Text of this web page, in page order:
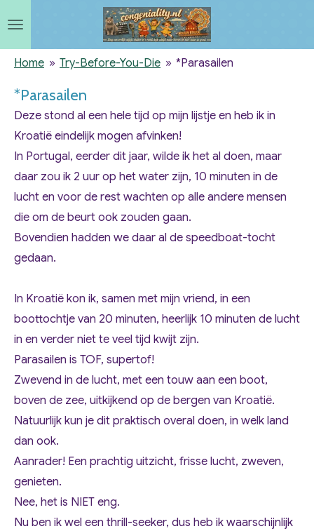
naar
hoofdinhoud
Home » Try-Before-You-Die » *Parasailen
*Parasailen
Deze stond al een hele tijd op mijn lijstje en heb ik in
Kroatië eindelijk mogen afvinken!
In Portugal, eerder dit jaar, wilde ik het al doen, maar
daar zou ik 2 uur op het water zijn, 10 minuten in de
lucht en voor de rest wachten op alle andere mensen
die om de beurt ook zouden gaan.
Bovendien hadden we daar al de speedboat-tocht
gedaan.
In Kroatië kon ik, samen met mijn vriend, in een
boottochtje van 20 minuten, heerlijk 10 minuten de lucht
in en verder niet te veel tijd kwijt zijn.
Parasailen is TOF, supertof!
Zwevend in de lucht, met een touw aan een boot,
boven de zee, uitkijkend op de bergen van Kroatië.
Natuurlijk kun je dit praktisch overal doen, in welk land
dan ook.
Aanrader! Een prachtig uitzicht, frisse lucht, zweven,
genieten.
Nee, het is NIET eng.
Nu ben ik wel een thrill-seeker, dus heb ik waarschijnlijk